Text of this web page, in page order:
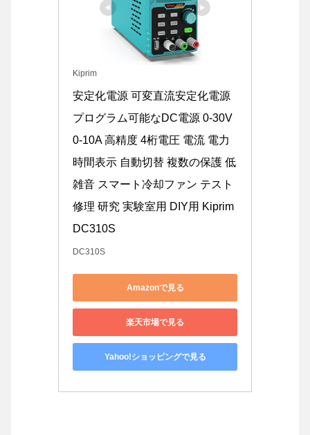
Kiprim
安定化電源 可変直流安定化電源
プログラム可能なDC電源 0-30V
0-10A 高精度 4桁電圧 電流 電力
時間表示 自動切替 複数の保護 低
雑音 スマート冷却ファン テスト
修理 研究 実験室用 DIY用 Kiprim
DC310S
DC310S
Amazonで見る
楽天市場で見る
Yahoo!ショッピングで見る